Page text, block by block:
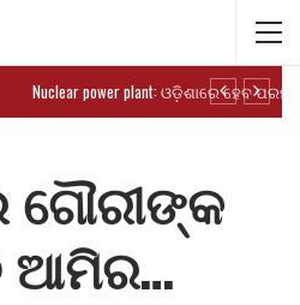
ଗୌରୀଙ୍କ
ଆମିର…